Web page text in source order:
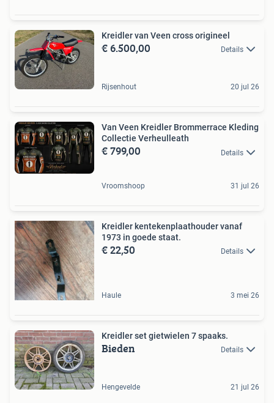
Kreidler van Veen cross origineel
€ 6.500,00 Details
Rijsenhout 20 jul 26
Van Veen Kreidler Brommerrace Kleding
Collectie Verheulleath
€ 799,00 Details
Vroomshoop 31 jul 26
Kreidler kentekenplaathouder vanaf
1973 in goede staat.
€ 22,50 Details
Haule 3 mei 26
Kreidler set gietwielen 7 spaaks.
Bieden Details
Hengevelde 21 jul 26